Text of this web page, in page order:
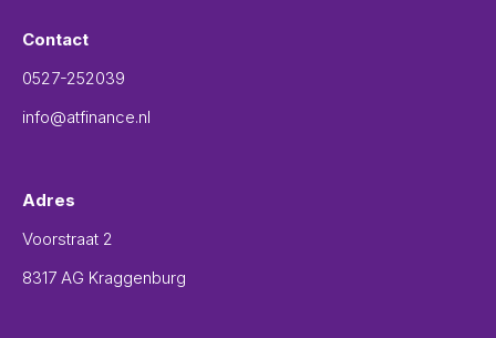
Contact
0527-252039
info@atfinance.nl
Adres
Voorstraat 2
8317 AG Kraggenburg